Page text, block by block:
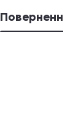
Повернення